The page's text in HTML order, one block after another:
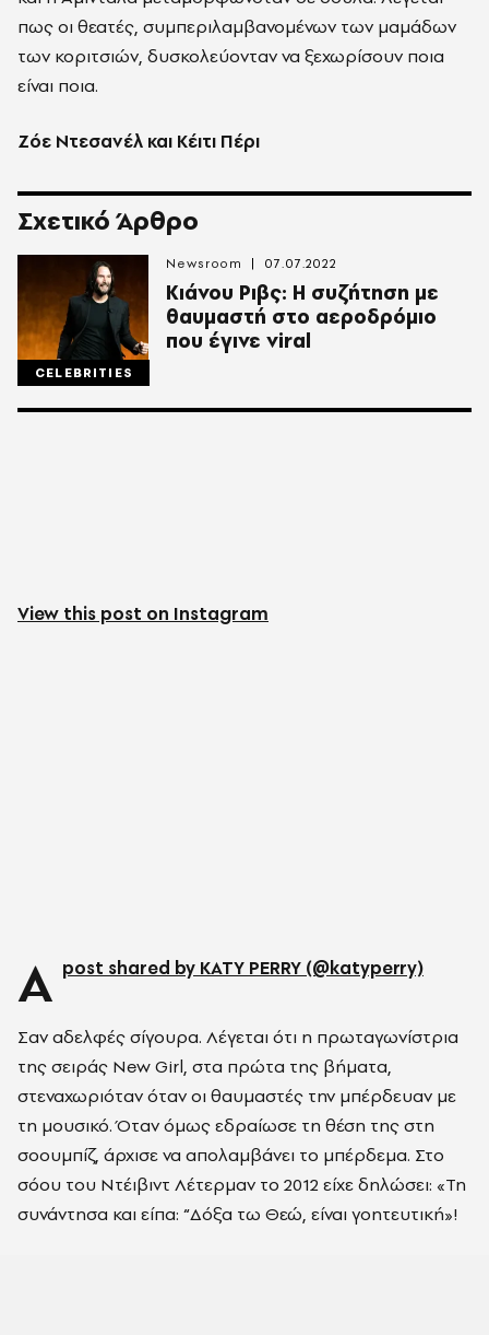
πως οι θεατές, συμπεριλαμβανομένων των μαμάδων
των κοριτσιών, δυσκολεύονταν να ξεχωρίσουν ποια
είναι ποια.
Ζόε Ντεσανέλ και Κέιτι Πέρι
Σχετικό Άρθρο
CELEBRITIES
Κιάνου Ριβς: Η συζήτηση με
θαυμαστή στο αεροδρόμιο
που έγινε viral
Newsroom 07.07.2022
View this post on Instagram
A post shared by KATY PERRY (@katyperry)
Σαν αδελφές σίγουρα. Λέγεται ότι η πρωταγωνίστρια
της σειράς New Girl, στα πρώτα της βήματα,
στεναχωριόταν όταν οι θαυμαστές την μπέρδευαν με
τη μουσικό. Όταν όμως εδραίωσε τη θέση της στη
σοουμπίζ, άρχισε να απολαμβάνει το μπέρδεμα. Στο
σόου του Ντέιβιντ Λέτερμαν το 2012 είχε δηλώσει: «Τη
συνάντησα και είπα: “Δόξα τω Θεώ, είναι γοητευτική»!